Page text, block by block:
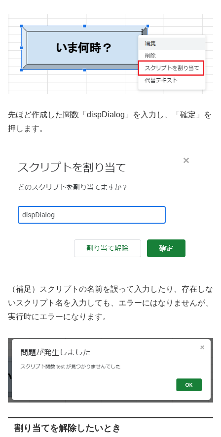
先ほど作成した関数「dispDialog」を入力し、「確定」を
押します。
（補足）スクリプトの名前を誤って入力したり、存在しな
いスクリプト名を入力しても、エラーにはなりませんが、
実行時にエラーになります。
割り当てを解除したいとき